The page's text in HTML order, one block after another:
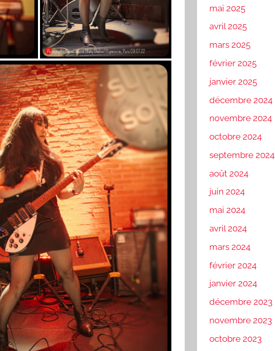
mai 2025
avril 2025
mars 2025
février 2025
janvier 2025
décembre 2024
novembre 2024
octobre 2024
septembre 2024
août 2024
juin 2024
mai 2024
avril 2024
mars 2024
février 2024
janvier 2024
décembre 2023
novembre 2023
octobre 2023